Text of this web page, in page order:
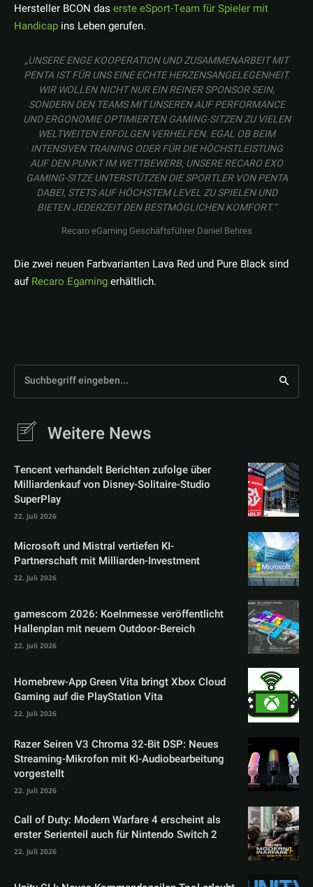
Hersteller BCON das erste eSport-Team für Spieler mit
Handicap ins Leben gerufen.
„UNSERE ENGE KOOPERATION UND ZUSAMMENARBEIT MIT
PENTA IST FÜR UNS EINE ECHTE HERZENSANGELEGENHEIT.
WIR WOLLEN NICHT NUR EIN REINER SPONSOR SEIN,
SONDERN DEN TEAMS MIT UNSEREN AUF PERFORMANCE
UND ERGONOMIE OPTIMIERTEN GAMING-SITZEN ZU VIELEN
WELTWEITEN ERFOLGEN VERHELFEN. EGAL OB BEIM
INTENSIVEN TRAINING ODER FÜR DIE HÖCHSTLEISTUNG
AUF DEN PUNKT IM WETTBEWERB, UNSERE RECARO EXO
GAMING-SITZE UNTERSTÜTZEN DIE SPORTLER VON PENTA
DABEI, STETS AUF HÖCHSTEM LEVEL ZU SPIELEN UND
BIETEN JEDERZEIT DEN BESTMÖGLICHEN KOMFORT.“
Recaro eGaming Geschäftsführer Daniel Behres
Die zwei neuen Farbvarianten Lava Red und Pure Black sind
aufRecaro Egamingerhältlich.
Suchbegriff eingeben...
Weitere News
Tencent verhandelt Berichten zufolge über
Milliardenkauf von Disney-Solitaire-Studio
SuperPlay
22. Juli 2026
Microsoft und Mistral vertiefen KI-
Partnerschaft mit Milliarden-Investment
22. Juli 2026
gamescom 2026: Koelnmesse veröffentlicht
Hallenplan mit neuem Outdoor-Bereich
22. Juli 2026
Homebrew-App Green Vita bringt Xbox Cloud
Gaming auf die PlayStation Vita
22. Juli 2026
Razer Seiren V3 Chroma 32-Bit DSP: Neues
Streaming-Mikrofon mit KI-Audiobearbeitung
vorgestellt
22. Juli 2026
Call of Duty: Modern Warfare 4 erscheint als
erster Serienteil auch für Nintendo Switch 2
22. Juli 2026